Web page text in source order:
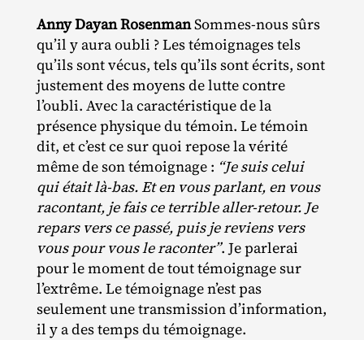
Anny Dayan RosenmanSommes‐​nous sûrs
qu’il y aura oubli ? Les témoignages tels
qu’ils sont vécus, tels qu’ils sont écrits, sont
justement des moyens de lutte contre
l’oubli. Avec la caractéristique de la
présence physique du témoin. Le témoin
dit, et c’est ce sur quoi repose la vérité
même de son témoignage : “Je suis celui
qui était là-bas. Et en vous parlant, en vous
racontant, je fais ce terrible aller-retour. Je
repars vers ce passé, puis je reviens vers
vous pour vous le raconter”. Je parlerai
pour le moment de tout témoignage sur
l’extrême. Le témoignage n’est pas
seulement une transmission d’information,
il y a des temps du témoignage.